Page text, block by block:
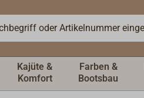
Kajüte &
Komfort
Farben &
Bootsbau